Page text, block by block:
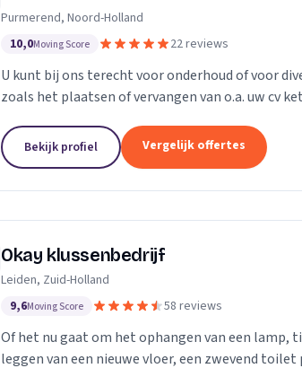
Purmerend, Noord-Holland
10,0Moving Score 22 reviews
U kunt bij ons terecht voor onderhoud of voor
zoals het plaatsen of vervangen van o.a. uw cv
Bekijk profiel Vergelijk offertes
Okay klussenbedrijf
Leiden, Zuid-Holland
9,6Moving Score 58 reviews
Of het nu gaat om het ophangen van een lamp,
leggen van een nieuwe vloer, een zwevend